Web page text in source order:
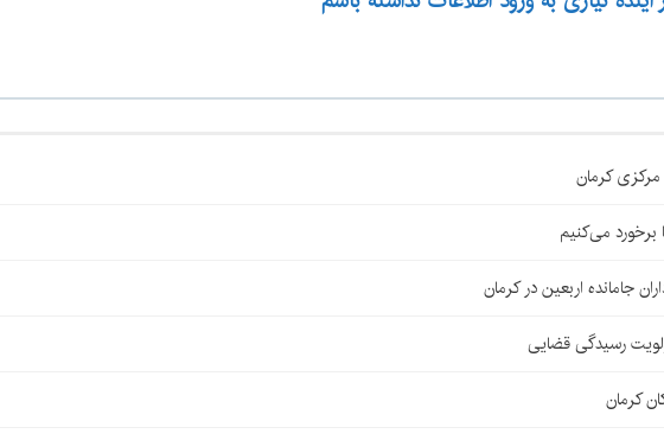
مرکزی کرمان
می‌کنیم
رسیدگی قضایی
کرمان